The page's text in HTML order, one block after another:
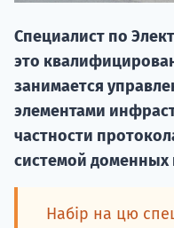
Специалист по
это
занимается
элементами
частности
системой доменных
Набір на цю